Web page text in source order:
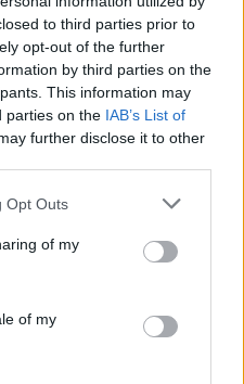
to third parties prior to
opt-out of the further
by third parties on the
This information may
parties on the IAB’s List of
further disclose it to other
uses one or more Google
behaviour. You may click to
and its third-party tags to
purposes in below Google
Opt Outs
of my
of my
lett a befutó, a listán
szereplő következő,
mandátumot nem
szerző jelölt. Egyhangú
döntést hoztak az
ellenzéki
együttműködésben
Párt, Párbeszéd
betöltéséről – idézi
Zay Péter országgyűlési
választási listáján a
közül a sorban következő